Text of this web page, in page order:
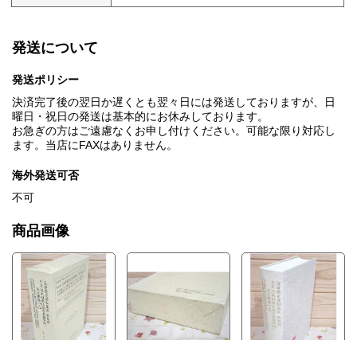
発送について
発送ポリシー
決済完了後の翌日か遅くとも翌々日には発送しておりますが、日
曜日・祝日の発送は基本的にお休みしております。
お急ぎの方はご遠慮なくお申し付けください。可能な限り対応し
ます。当店にFAXはありません。
海外発送可否
不可
商品画像